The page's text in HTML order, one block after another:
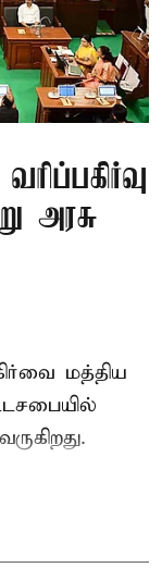
அரசு
மத்திய